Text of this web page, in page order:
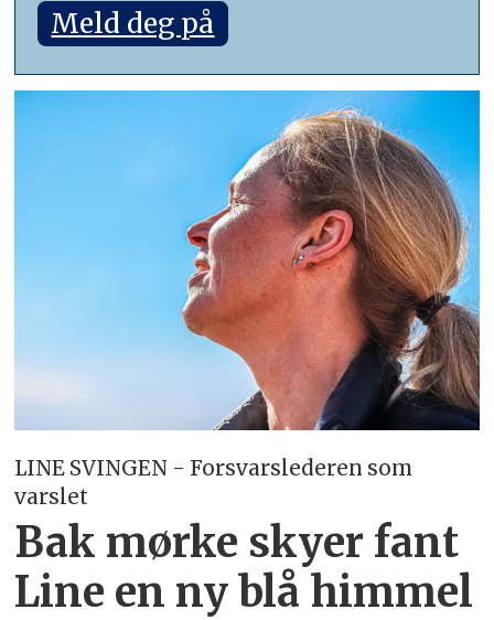
Meld deg på
LINE SVINGEN - Forsvarslederen som
varslet
Bak mørke skyer fant
Line en ny blå himmel